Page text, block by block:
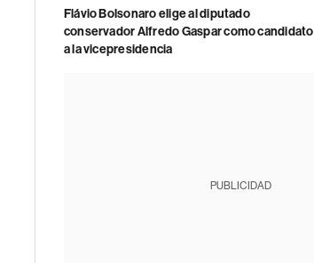
Flávio Bolsonaro elige al diputado
conservador Alfredo Gaspar como candidato
a la vicepresidencia
PUBLICIDAD